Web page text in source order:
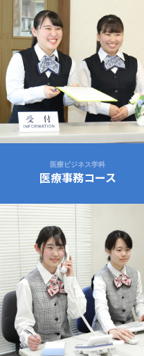
医療ビジネス学科
医療事務コース